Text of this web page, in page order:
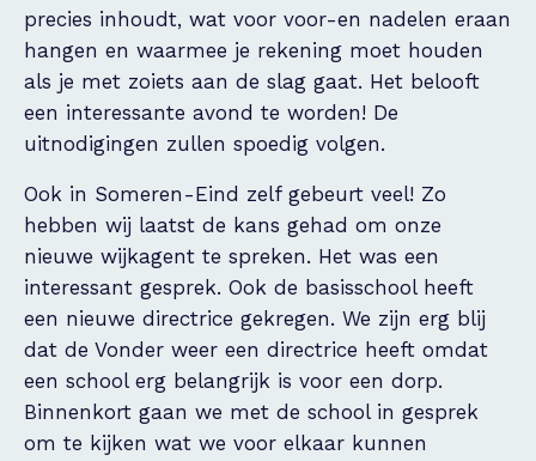
precies inhoudt, wat voor voor-en nadelen eraan
hangen en waarmee je rekening moet houden
als je met zoiets aan de slag gaat. Het belooft
een interessante avond te worden! De
uitnodigingen zullen spoedig volgen.
Ook in Someren-Eind zelf gebeurt veel! Zo
hebben wij laatst de kans gehad om onze
nieuwe wijkagent te spreken. Het was een
interessant gesprek. Ook de basisschool heeft
een nieuwe directrice gekregen. We zijn erg blij
dat de Vonder weer een directrice heeft omdat
een school erg belangrijk is voor een dorp.
Binnenkort gaan we met de school in gesprek
om te kijken wat we voor elkaar kunnen